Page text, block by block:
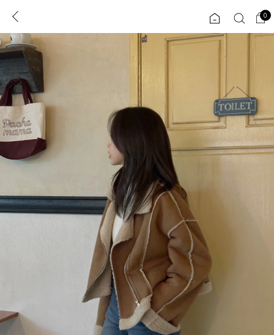
로그인 0
JP
콘텐츠 플러스핏 회원혜택
CATEGORY COMMUNITY
도착보장⚡
신상 5%
하객룩
ALL
익스클루시브
아우터
티셔츠
니트
블라우스
원피스
0